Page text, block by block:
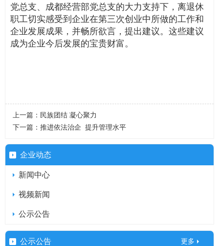
党总支、成都经营部党总支的大力支持下，离退休
职工切实感受到企业在第三次创业中所做的工作和
企业发展成果，并畅所欲言，提出建议。这些建议
成为企业今后发展的宝贵财富。
上一篇： 民族团结 凝心聚力
下一篇： 推进依法治企 提升管理水平
企业动态
新闻中心
视频新闻
公示公告
公示公告 更多